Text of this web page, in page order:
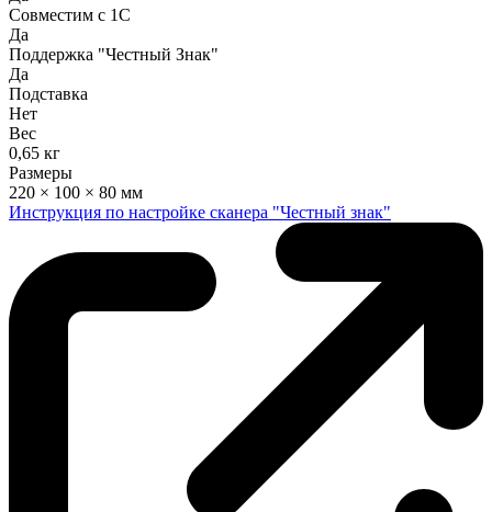
Совместим с 1С
Да
Поддержка "Честный Знак"
Да
Подставка
Нет
Вес
0,65 кг
Размеры
220 × 100 × 80 мм
Инструкция по настройке сканера "Честный знак"